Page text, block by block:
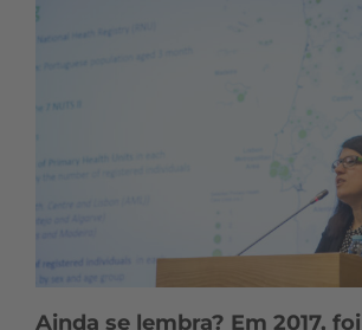
Ainda se lembra? Em 2017, foi